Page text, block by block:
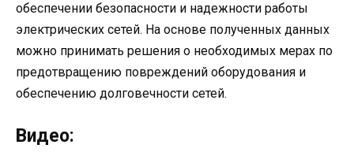
обеспечении безопасности и надежности работы
электрических сетей. На основе полученных данных
можно принимать решения о необходимых мерах по
предотвращению повреждений оборудования и
обеспечению долговечности сетей.
Видео: